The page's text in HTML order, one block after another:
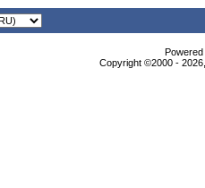
Copyright ©2000 -